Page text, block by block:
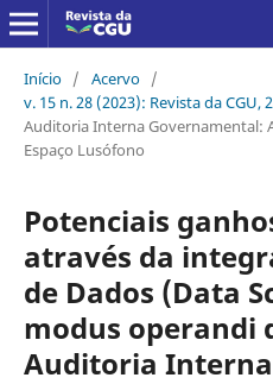
Início / Acervo /
v. 15 n. 28 (2023): Revista da CGU,
Auditoria Interna Governamental:
Espaço Lusófono
Potenciais
através da
de Dados (Data
modus operandi
Auditoria Interna